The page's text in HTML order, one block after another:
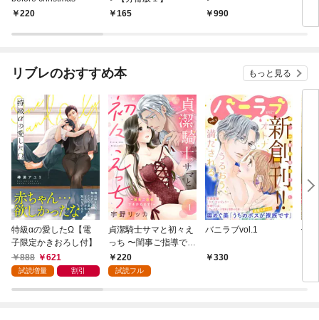
220
165
990
リブレのおすすめ本 もっと見る
特級αの愛したΩ【電
子限定かきおろし付】
888
621
試読増量 割引
貞潔騎士サマと初々え
っち 〜閨事ご指導でき
かねます！〜（1）
220
試読フル
バニラブvol.1
330
偽